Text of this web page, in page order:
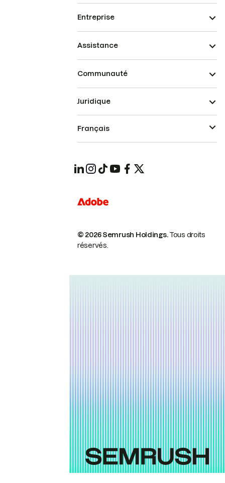
Entreprise
Assistance
Communauté
© 2026 Semrush Holdings.Tous droits
réservés.
Juridique
Français